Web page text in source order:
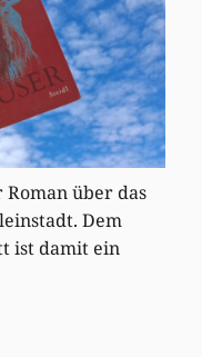
über das
Dem
ist damit ein